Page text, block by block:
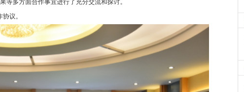
等多方面合作事宜进行了充分交流和探讨。
议。